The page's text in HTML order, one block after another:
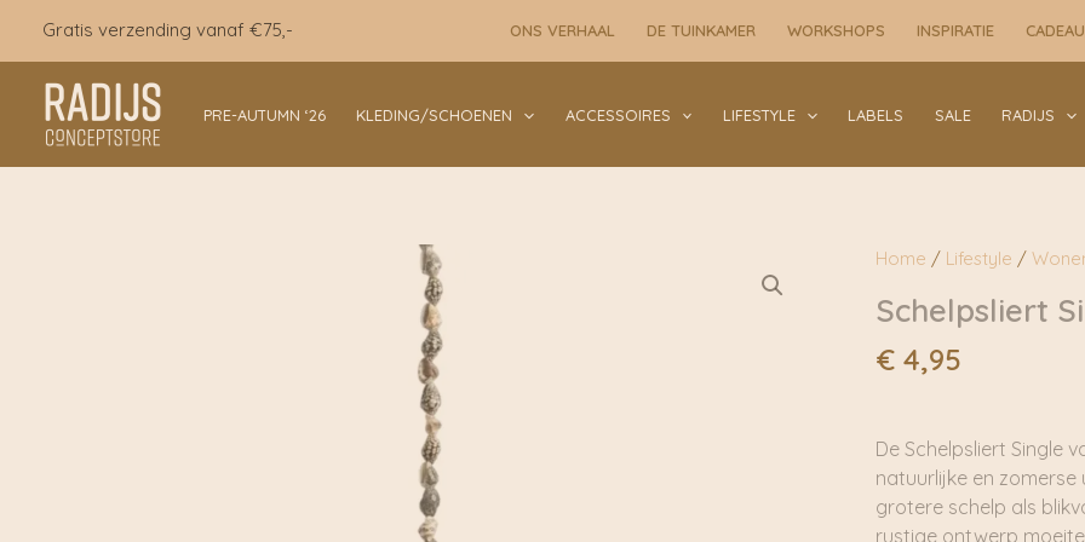
inhoud
Gratis verzending vanaf €75,- ONS VERHAAL DE TUINKAMER WORKSHOPS INSPIRATIE
PRE-AUTUMN ‘26 KLEDING/SCHOENEN ACCESSOIRES LIFESTYLE LABELS SALE RADIJS
Home / Lifestyle /
Schelpsliert
€4,95
De Schelpsliert Single
natuurlijke en zomerse
grotere schelp als
rustige ontwerp
|
By
aantal